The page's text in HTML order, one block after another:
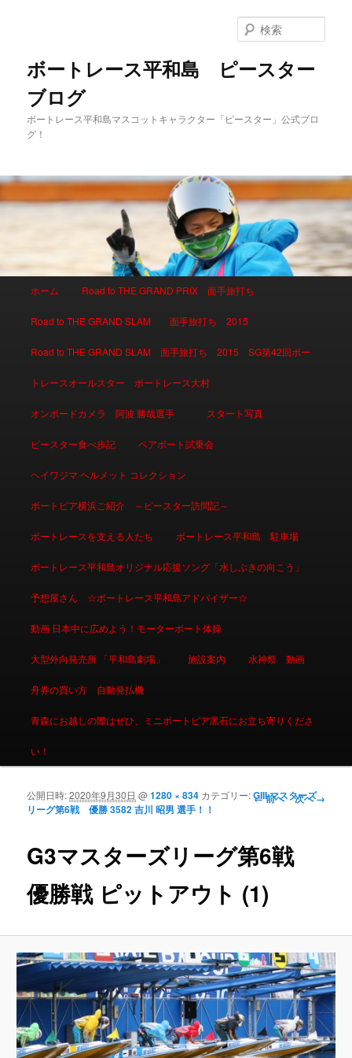
ボートレース平和島 ピースター
ブログ
ボートレース平和島マスコットキャラクター「ピースター」公式ブロ
グ！
索
メインコンテンツへ移動
サブコンテンツへ移動
ホーム Road to THE GRAND PRIX 面手旅打ち
Road to THE GRAND SLAM 面手旅打ち 2015
Road to THE GRAND SLAM 面手旅打ち 2015 SG第42回ボー
トレースオールスター ボートレース大村
オンボードカメラ 阿波 勝哉選手 スタート写真
ピースター食べ歩記 ペアボート試乗会
ヘイワジマ ヘルメット コレクション
ボートピア横浜ご紹介 ～ピースター訪問記～
ボートレースを支える人たち ボートレース平和島 駐車場
ボートレース平和島オリジナル応援ソング「水しぶきの向こう」
予想屋さん ☆ボートレース平和島アドバイザー☆
動画 日本中に広めよう！モーターボート体操
大型外向発売所 「平和島劇場」 施設案内 水神祭 動画
舟券の買い方 自動発払機
青森にお越しの際はぜひ、ミニボートピア黒石にお立ち寄りくださ
い！
画像ナビゲーシ
← 前へ 次へ →
G3マスターズリーグ第6戦
優勝戦 ピットアウト (1)
公開日時:2020年9月30日 @1280 × 834 カテゴリー:GIII マスターズ
リーグ第6戦 優勝 3582 吉川 昭男 選手！！